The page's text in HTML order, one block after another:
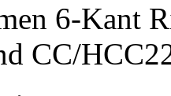
6-Kant
CC/